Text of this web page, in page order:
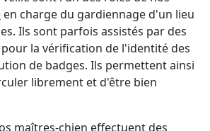
en charge du gardiennage d'un lieu
Ils sont parfois assistés par des
la vérification de l'identité des
de badges. Ils permettent ainsi
librement et d'être bien
maîtres-chien effectuent des